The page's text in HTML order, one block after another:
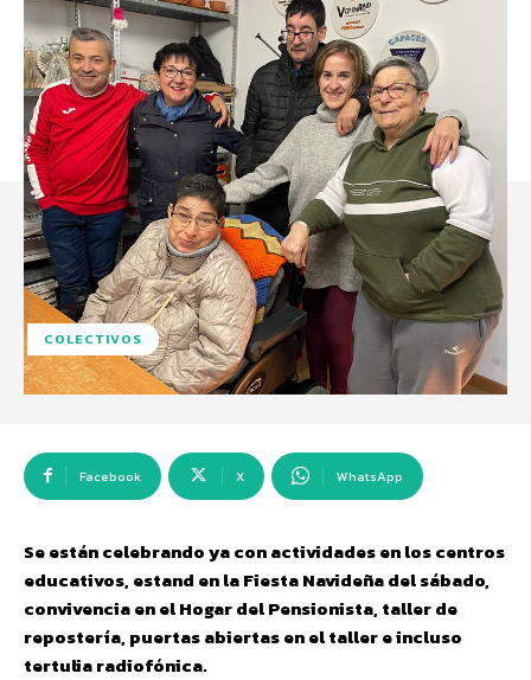
COLECTIVOS
Facebook X WhatsApp
Se están celebrando ya con actividades en los centros
educativos, estand en la Fiesta Navideña del sábado,
convivencia en el Hogar del Pensionista, taller de
repostería, puertas abiertas en el taller e incluso
tertulia radiofónica.